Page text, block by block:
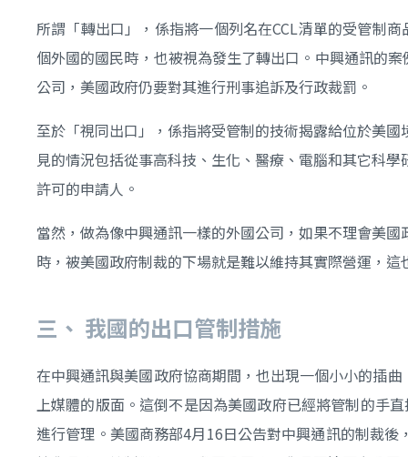
所謂「轉出口」，係指將一個列名在CCL清單的受管制
個外國的國民時，也被視為發生了轉出口。中興通訊的
公司，美國政府仍要對其進行刑事追訴及行政裁罰。
至於「視同出口」，係指將受管制的技術揭露給位於美
見的情況包括從事高科技、生化、醫療、電腦和其它科
許可的申請人。
當然，做為像中興通訊一樣的外國公司，如果不理會美
時，被美國政府制裁的下場就是難以維持其實際營運，
三、 我國的出口管制措施
在中興通訊與美國政府協商期間，也出現一個小小的插
上媒體的版面。這倒不是因為美國政府已經將管制的手
進行管理。美國商務部4月16日公告對中興通訊的制裁